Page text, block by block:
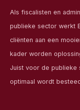
Als fiscalisten en
publieke sector werkt
cliënten aan een
kader worden
Juist voor de publieke
optimaal wordt